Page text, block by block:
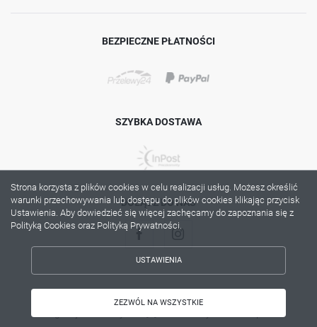
BEZPIECZNE PŁATNOŚCI
SZYBKA DOSTAWA
DOŁĄCZ DO NAS
Copyright by lama.com.pl
Strona korzysta z plików cookies w celu realizacji usług. Możesz określić
warunki przechowywania lub dostępu do plików cookies klikając przycisk
Ustawienia. Aby dowiedzieć się więcej zachęcamy do zapoznania się z
Polityką Cookies oraz Polityką Prywatności.
USTAWIENIA
ZEZWÓL NA WSZYSTKIE
ZEZWÓL NA WSZYSTKIE